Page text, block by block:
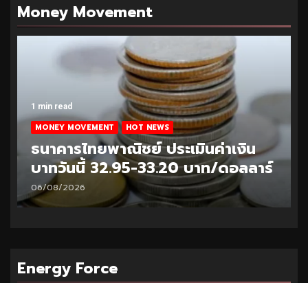
Money Movement
1 min read
MONEY MOVEMENT HOT NEWS
ธนาคารไทยพาณิชย์ ประเมินค่าเงิน
บาทวันนี้ 32.95-33.20 บาท/ดอลลาร์
06/08/2026
Energy Force